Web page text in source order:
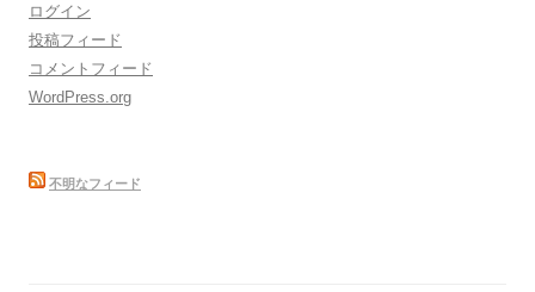
ログイン
投稿フィード
コメントフィード
WordPress.org
不明なフィード